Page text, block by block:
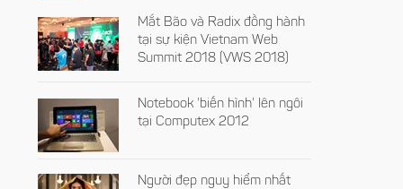
Mắt Bão và Radix đồng hành
tại sự kiện Vietnam Web
Summit 2018 (VWS 2018)
Notebook 'biến hình' lên ngôi
tại Computex 2012
Người đẹp nguy hiểm nhất